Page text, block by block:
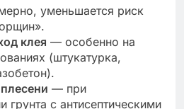
уменьшается риск
клея — особенно на
(штукатурка,
— при
грунта с антисептическими